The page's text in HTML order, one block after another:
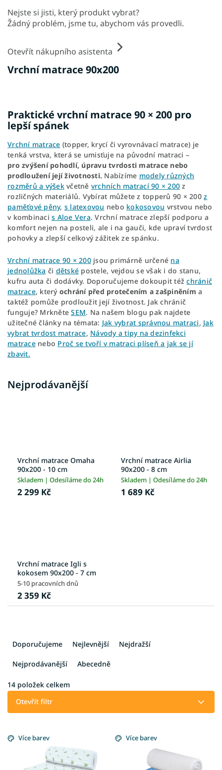
Vrchní matrace 90x200
Nejste si jisti, který produkt vybrat?
Žádný problém, jsme tu, abychom vás provedli.
Otevřít nákupního asistenta
Praktické vrchní matrace 90 × 200 pro
lepší spánek
Vrchní matrace (topper, krycí či vyrovnávací matrace) je
tenká vrstva, která se umisťuje na původní matraci –
pro zvýšení pohodlí, úpravu tvrdosti matrace nebo
prodloužení její životnosti. Nabízíme modely různých
rozměrů a výšekvčetně vrchních matrací 90 × 200 z
rozličných materiálů. Vybírat můžete z topperů 90 × 200 z
paměťové pěny, s latexovou nebo kokosovou vrstvou nebo
v kombinaci s Aloe Vera. Vrchní matrace zlepší podporu a
komfort nejen na posteli, ale i na gauči, kde upraví tvrdost
pohovky a zlepší celkový zážitek ze spánku.
Vrchní matrace 90 × 200jsou primárně určené na
jednolůžka či dětské postele, vejdou se však i do stanu,
kufru auta či dodávky. Doporučujeme dokoupit téžchránič
matrace, který ochrání před protečením a zašpiněním a
taktéž pomůže prodloužit její životnost. Jak chránič
funguje? MrkněteSEM. Na našem blogu pak najdete
užitečné články na témata: Jak vybrat správnou matraci, Jak
vybrat tvrdost matrace, Návody a tipy na dezinfekci
matracenebo Proč se tvoří v matraci plíseň a jak se jí
zbavit.
Nejprodávanější
Vrchní matrace Omaha
90x200 - 10 cm
Skladem | Odesíláme do 24h
2 299 Kč
Vrchní matrace Airlia
90x200 - 8 cm
Skladem | Odesíláme do 24h
1 689 Kč
Vrchní matrace Igli s
kokosem 90x200 - 7 cm
5-10 pracovních dnů
2 359 Kč
í
p
u
Doporučujeme Nejlevnější Nejdražší
Nejprodávanější Abecedně
14 položek celkem
Otevřít filtr
ý
Více barev Více barev